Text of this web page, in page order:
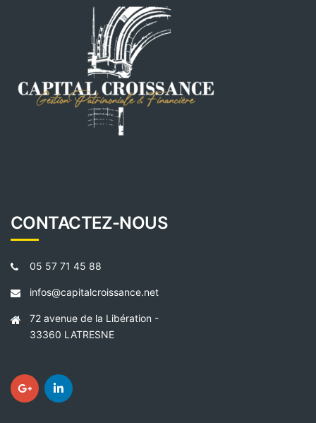
CONTACTEZ-NOUS
05 57 71 45 88
infos@capitalcroissance.net
72 avenue de la Libération -
33360 LATRESNE